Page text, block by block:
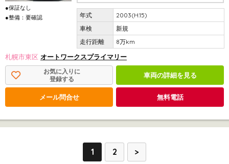
●保証なし
●整備：要確認
2003(H.15)
新規
8万km
札幌市東区 オートワークスプライマリー
お気に入りに
登録する
車両の詳細を見る
メール問合せ 無料電話
1 2 >